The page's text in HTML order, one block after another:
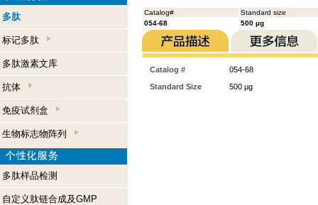
多肽
标记多肽
多肽激素文库
抗体
免疫试剂盒
生物标志物阵列
多肽样品检测
自定义肽链合成及GMP
Catalog#
Standard size
054-68
500 µg
Catalog #
054-68
Standard Size
500 µg